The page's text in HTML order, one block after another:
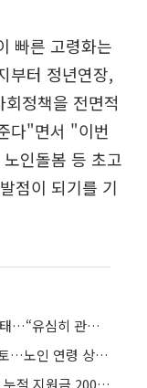
빠른 고령화는
부터 정년연장,
정책을 전면적
다"면서 "이번
인돌봄 등 초고
점이 되기를 기
‘참자·짐 되지 말자’ 비참한 한국 노년 실태…“유심히 관찰해주세요”
지역가입자 재산 건보료 정률제 전환 검토…노인 연령 상향도 준비
hy 사회복지재단, ‘홀몸노인돌봄활동’에 누적 지원금 200억원